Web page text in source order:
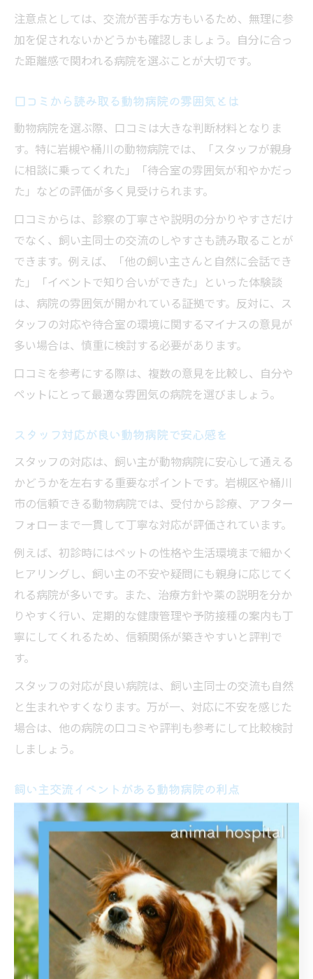
注意点としては、交流が苦手な方もいるため、無理に参
加を促されないかどうかも確認しましょう。自分に合っ
た距離感で関われる病院を選ぶことが大切です。
口コミから読み取る動物病院の雰囲気とは
動物病院を選ぶ際、口コミは大きな判断材料となりま
す。特に岩槻や桶川の動物病院では、「スタッフが親身
に相談に乗ってくれた」「待合室の雰囲気が和やかだっ
た」などの評価が多く見受けられます。
口コミからは、診察の丁寧さや説明の分かりやすさだけ
でなく、飼い主同士の交流のしやすさも読み取ることが
できます。例えば、「他の飼い主さんと自然に会話でき
た」「イベントで知り合いができた」といった体験談
は、病院の雰囲気が開かれている証拠です。反対に、ス
タッフの対応や待合室の環境に関するマイナスの意見が
多い場合は、慎重に検討する必要があります。
口コミを参考にする際は、複数の意見を比較し、自分や
ペットにとって最適な雰囲気の病院を選びましょう。
スタッフ対応が良い動物病院で安心感を
スタッフの対応は、飼い主が動物病院に安心して通える
かどうかを左右する重要なポイントです。岩槻区や桶川
市の信頼できる動物病院では、受付から診療、アフター
フォローまで一貫して丁寧な対応が評価されています。
例えば、初診時にはペットの性格や生活環境まで細かく
ヒアリングし、飼い主の不安や疑問にも親身に応じてく
れる病院が多いです。また、治療方針や薬の説明を分か
りやすく行い、定期的な健康管理や予防接種の案内も丁
寧にしてくれるため、信頼関係が築きやすいと評判で
す。
スタッフの対応が良い病院は、飼い主同士の交流も自然
と生まれやすくなります。万が一、対応に不安を感じた
場合は、他の病院の口コミや評判も参考にして比較検討
しましょう。
飼い主交流イベントがある動物病院の利点
飼い主交流イベントを実施している動物病院は、ペット
の健康やしつけについて情報交換できる貴重な場を提供
しています。埼玉県さいたま市岩槻区や桶川市の動物病
院でも、地域密着型のイベントが注目されています。
こうしたイベントでは、獣医師による健康相談会やペッ
トのしつけ教室、季節ごとの交流会などが開催されるこ
とが多いです。これにより、飼い主同士が悩みを共有し
合い、新たな知識や仲間を得ることができます。特に初